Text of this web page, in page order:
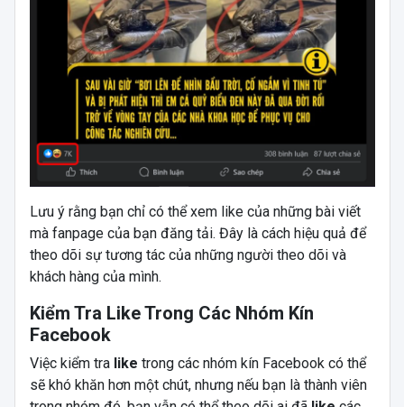
Lưu ý rằng bạn chỉ có thể xem like của những bài viết
mà fanpage của bạn đăng tải. Đây là cách hiệu quả để
theo dõi sự tương tác của những người theo dõi và
khách hàng của mình.
Kiểm Tra Like Trong Các Nhóm Kín
Facebook
Việc kiểm tra like trong các nhóm kín Facebook có thể
sẽ khó khăn hơn một chút, nhưng nếu bạn là thành viên